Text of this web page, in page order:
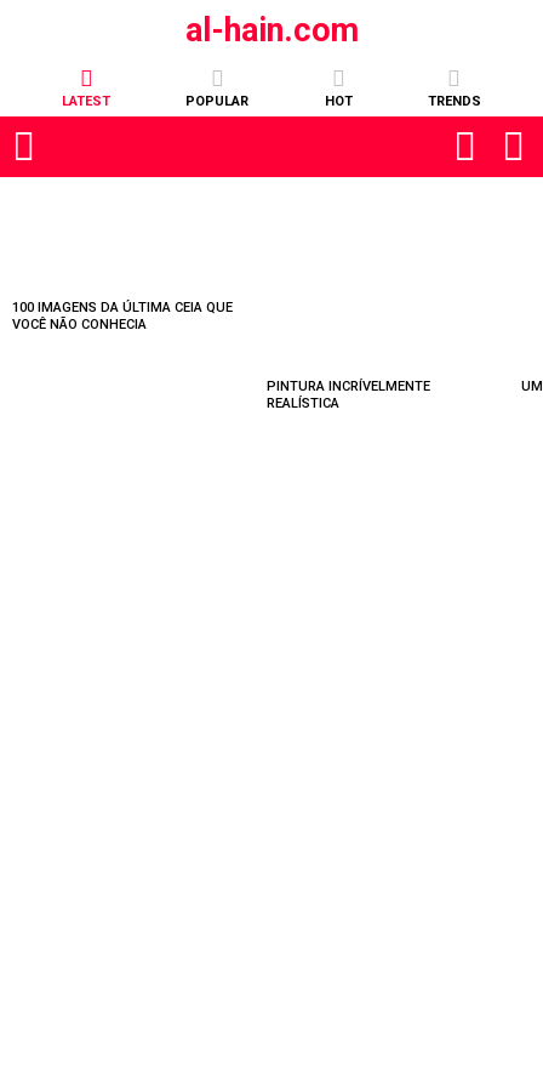
al-hain.com
LATEST POPULAR HOT TRENDS
100 IMAGENS DA ÚLTIMA CEIA QUE
VOCÊ NÃO CONHECIA
PINTURA INCRÍVELMENTE
REALÍSTICA